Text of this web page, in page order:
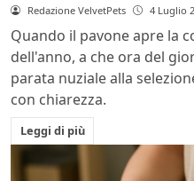
Redazione VelvetPets 4 Luglio
Quando il pavone apre la
dell'anno, a che ora del
parata nuziale alla
con chiarezza.
Leggi di più